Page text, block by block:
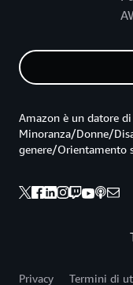
Amazon è un datore
Minoranza/Donne/
genere/Orientamento
Privacy Termini di